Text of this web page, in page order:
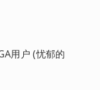
用户 (忧郁的